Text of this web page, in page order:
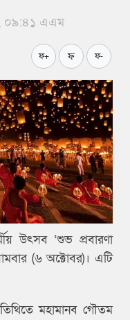
০৯:৪১ এএম
ফ+ ফ ফ-
উৎসব ‘শুভ প্রবারণা
(৬ অক্টোবর)। এটি
মহামানব গৌতম